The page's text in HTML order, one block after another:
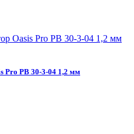
Pro PB 30-3-04 1,2 мм